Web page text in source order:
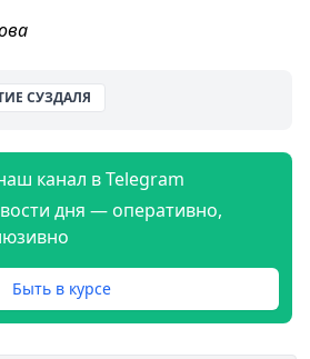
СУЗДАЛЯ
канал в Telegram
дня — оперативно,
Быть в курсе